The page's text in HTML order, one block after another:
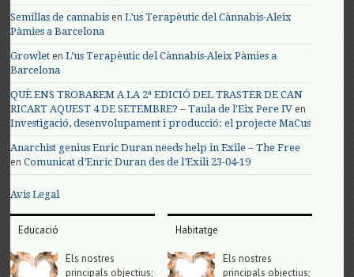
Semillas de cannabis enL’us Terapèutic del Cànnabis-Aleix
Pàmies a Barcelona
Growlet enL’us Terapèutic del Cànnabis-Aleix Pàmies a
Barcelona
QUÈ ENS TROBAREM A LA 2ª EDICIÓ DEL TRASTER DE CAN
RICART AQUEST 4 DE SETEMBRE? – Taula de l'Eix Pere IV en
Investigació, desenvolupament i producció: el projecte MaCus
Anarchist genius Enric Duran needs help in Exile – The Free
enComunicat d’Enric Duran des de l’Exili 23-04-19
Avis Legal
Educació
Els nostres
principals objectius;
Habitatge
Els nostres
principals objectius;